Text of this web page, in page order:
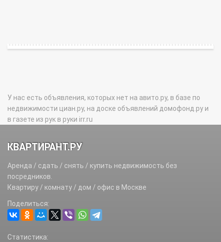
У нас есть объявления, которых нет на авито.ру, в базе по
недвижимости циан.ру, на доске объявлений домофонд.ру и
в газете из рук в руки irr.ru
КВАРТИРАНТ.РУ
Аренда / сдать / снять / купить недвижимость без
посредников.
Квартиру / комнату / дом / офис в Москве
Поделиться:
Статистика: